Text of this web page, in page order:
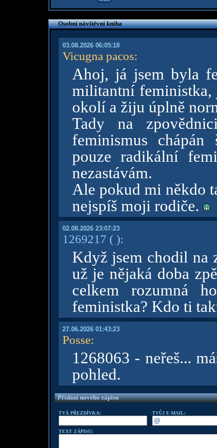
Osobní návštěvní kniha
03.08.2026 06:05:18
Vicugna pacos:
Ahoj, já jsem byla
militantní feministka,
okolí a žiju úplně
Tady na
feminismus
pouze radikální
nezastávám.
Ale pokud mi někdo
nejspíš moji rodiče.
02.08.2026 23:07:23
1269217 ( ):
Když jsem chodil na
už je nějaká doba
celkem rozumná
feministka? Kdo ti
27.06.2026 01:43:23
Posse:
1268063 - neřeš...
pohled.
Přidání nového zápisu
TVÁ PŘEZDÍVKA: TVŮJ E-MAIL:
TEXT ZÁPISU: